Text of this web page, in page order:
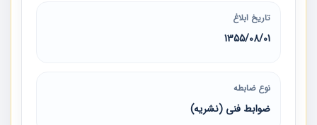
تاریخ ابلاغ
1355/08/01
نوع ضابطه
ضوابط فنی (نشریه)